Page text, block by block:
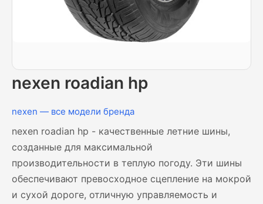
nexen roadian hp
nexen — все модели бренда
nexen roadian hp - качественные летние шины,
созданные для максимальной
производительности в теплую погоду. Эти шины
обеспечивают превосходное сцепление на мокрой
и сухой дороге, отличную управляемость и